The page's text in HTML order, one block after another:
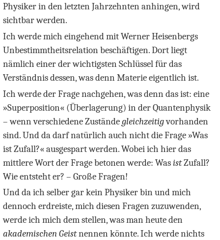
Physiker in den letzten Jahrzehnten anhingen, wird
sichtbar werden.
Ich werde mich eingehend mit Werner Heisenbergs
Unbestimmtheitsrelation beschäftigen. Dort liegt
nämlich einer der wichtigsten Schlüssel für das
Verständnis dessen, was denn Materie eigentlich ist.
Ich werde der Frage nachgehen, was denn das ist: eine
»Superposition« (Überlagerung) in der Quantenphysik
– wenn verschiedene Zuständegleichzeitigvorhanden
sind. Und da darf natürlich auch nicht die Frage »Was
ist Zufall?« ausgespart werden. Wobei ich hier das
mittlere Wort der Frage betonen werde: WasistZufall?
Wie entsteht er? – Große Fragen!
Und da ich selber gar kein Physiker bin und mich
dennoch erdreiste, mich diesen Fragen zuzuwenden,
werde ich mich dem stellen, was man heute den
akademischen Geistnennen könnte. Ich werde nichts